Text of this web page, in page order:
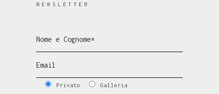
NEWSLETTER
Privato Galleria